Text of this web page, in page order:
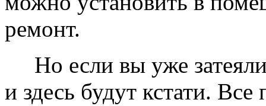
ремонт.
Но если вы уже
и здесь будут кстати.